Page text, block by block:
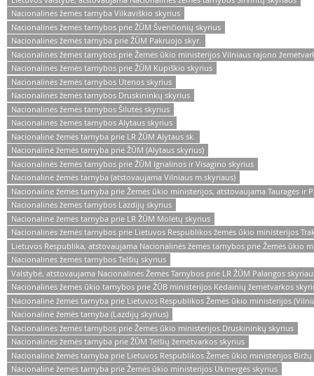
Nacionalinės žemės tarnyba Vilkaviškio skyrius
Nacionalinės žemės tarnybos prie ŽŪM Švenčionių skyrius
Nacionalinės žemės tarnyba prie ŽŪM Pakruojo skyr.
Nacionalinės žemės tarnybos prie Žemės ūkio ministerijos Vilniaus rajono
Nacionalinės žemės tarnybos prie ŽŪM Kupiškio skyrius
Nacionalinės žemės tarnybos Utenos skyrius
Nacionalinės žemės tarnybos Druskininkų skyrius
Nacionalinės žemės tarnybos Šilutės skyrius
Nacionalinės žemės tarnybos Alytaus skyrius
Nacionalinė žemės tarnyba prie LR ŽŪM Alytaus sk.
Nacionalinė žemės tarnyba prie ŽŪM (Alytaus skyrius)
Nacionalinės žemės tarnybos prie ŽŪM Ignalinos ir Visagino skyrius
Nacionalinė žemės tarnyba (atstovaujama Vilniaus m.skyriaus)
Nacionalinė žemės tarnyba prie Žemės ūkio ministerijos, atstovaujama Tauragės ir
Nacionalinės žemės tarnybos Lazdijų skyrius
Nacionalinė žemės tarnyba prie LR ŽŪM Molėtų skyrius
Nacionalinės žemės tarnybos prie Lietuvos Respublikos žemės ūkio ministerijos
Lietuvos Respublika, atstovaujama Nacionalinės žemės tarnybos prie Žemės ūkio
Nacionalinės žemės tarnybos Telšių skyrius
Valstybė, atstovaujama Nacionalinės Žemės Tarnybos prie LR ŽŪM Palangos
Nacionalinės žemės ūkio tarnybos prie ŽŪB ministerijos Kėdainių žemėtvarkos
Nacionalinė žemės tarnyba prie Lietuvos Respublikos Žemės ūkio ministerijos
Nacionalinė žemės tarnyba (Lazdijų skyrius)
Nacionalinės žemės tarnybos prie Žemės ūkio ministerijos Druskininkų skyrius
Nacionalinės žemės tarnyba prie ŽŪM Telšių žemėtvarkos skyrius
Nacionalinė žemės tarnyba prie Lietuvos Respublikos Žemės ūkio ministerijos Biržų
Nacionalinė žemės tarnyba prie Žemės ūkio ministerijos Ukmergės skyrius